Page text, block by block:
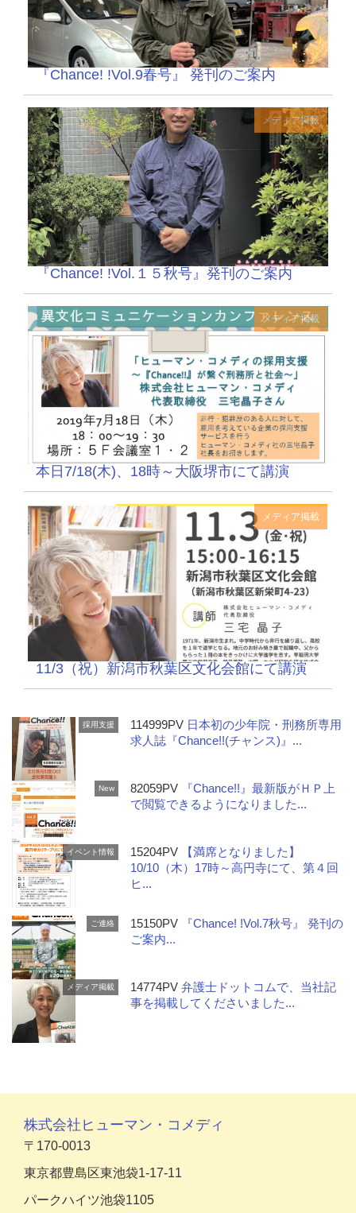
『Chance! !Vol.9春号』 発刊のご案内
メディア掲載
『Chance! !Vol.１５秋号』発刊のご案内
メディア掲載
本日7/18(木)、18時～大阪堺市にて講演
メディア掲載
11/3（祝）新潟市秋葉区文化会館にて講演
採用支援 114999PV 日本初の少年院・刑務所専用
求人誌『Chance!!(チャンス)』...
New 82059PV
『Chance!!』最新版がＨＰ上
で閲覧できるようになりました...
イベント情報 15204PV
【満席となりました】
10/10（木）17時～高円寺にて、第４回
ヒ...
ご連絡 15150PV
『Chance! !Vol.7秋号』 発刊の
ご案内...
メディア掲載 14774PV弁護士ドットコムで、当社記
事を掲載してくださいました...
株式会社ヒューマン・コメディ
〒170-0013
東京都豊島区東池袋1-17-11
パークハイツ池袋1105